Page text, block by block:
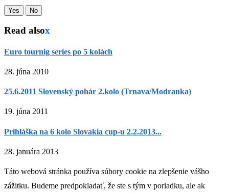
Yes No
Read alsox
Euro tournig series po 5 kolách
28. júna 2010
25.6.2011 Slovenský pohár 2.kolo (Trnava/Modranka)
19. júna 2011
Prihláška na 6 kolo Slovakia cup-u 2.2.2013...
28. januára 2013
Táto webová stránka používa súbory cookie na zlepšenie vášho
zážitku. Budeme predpokladať, že ste s tým v poriadku, ale ak